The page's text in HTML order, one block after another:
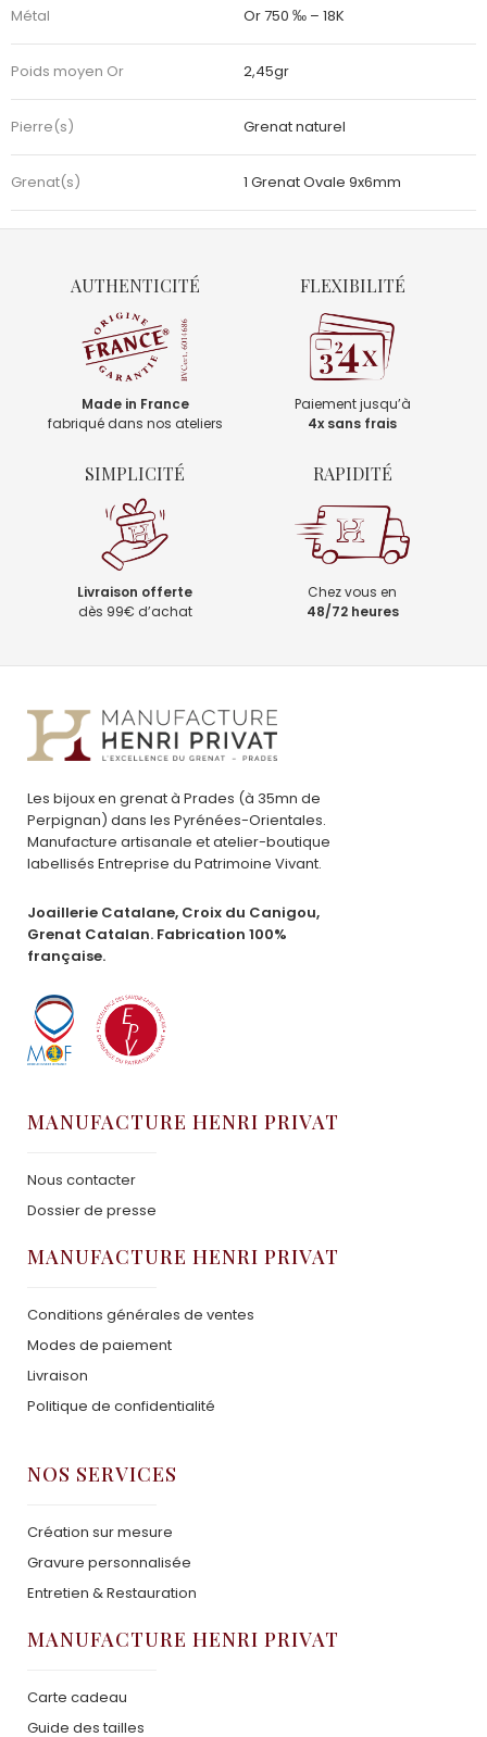
Métal Or 750 ‰ – 18K
Poids moyen Or 2,45gr
Pierre(s) Grenat naturel
Grenat(s) 1 Grenat Ovale 9x6mm
AUTHENTICITÉ
Made in France
fabriqué dans nos ateliers
FLEXIBILITÉ
Paiement jusqu’à
4x sans frais
SIMPLICITÉ
Livraison offerte
dès 99€ d’achat
RAPIDITÉ
Chez vous en
48/72 heures
Les bijoux en grenat à Prades (à 35mn de
Perpignan) dans les Pyrénées-Orientales.
Manufacture artisanale et atelier-boutique
labellisés Entreprise du Patrimoine Vivant.
Joaillerie Catalane, Croix du Canigou,
Grenat Catalan. Fabrication 100%
française.
MANUFACTURE HENRI PRIVAT
Nous contacter
Dossier de presse
MANUFACTURE HENRI PRIVAT
Conditions générales de ventes
Modes de paiement
Livraison
Politique de confidentialité
NOS SERVICES
Création sur mesure
Gravure personnalisée
Entretien & Restauration
MANUFACTURE HENRI PRIVAT
Carte cadeau
Guide des tailles